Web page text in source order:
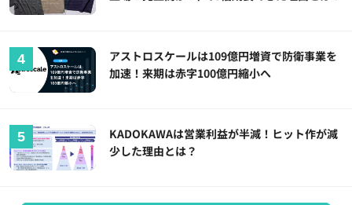
アストロスケールは109億円増資で防衛事業を
加速！来期は赤字100億円縮小へ
KADOKAWAは営業利益が半減！ヒット作が減
少した理由とは？